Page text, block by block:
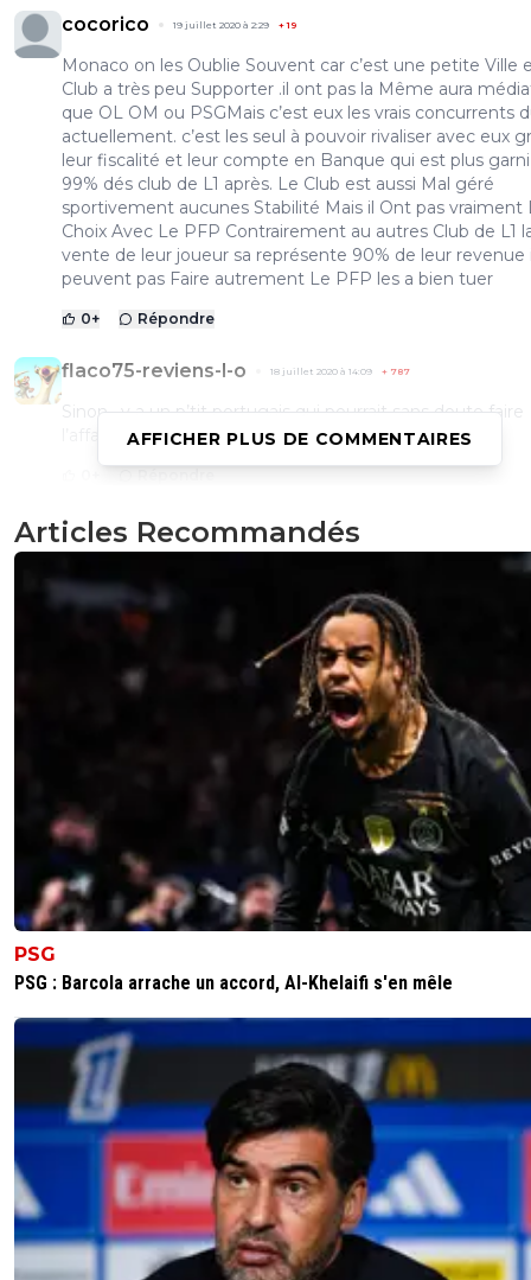
cocorico 19 juillet 2020 à 2:29 +19
Monaco on les Oublie Souvent car c’est une petite Ville
Club a très peu Supporter .il ont pas la Même aura
que OL OM ou PSGMais c’est eux les vrais concurrents
actuellement. c’est les seul à pouvoir rivaliser avec eux
leur fiscalité et leur compte en Banque qui est plus
99% dés club de L1 après. Le Club est aussi Mal géré
sportivement aucunes Stabilité Mais il Ont pas vraiment
Choix Avec Le PFP Contrairement au autres Club de L1
vente de leur joueur sa représente 90% de leur revenue
peuvent pas Faire autrement Le PFP les a bien tuer
0+ Répondre
flaco75-reviens-l-o 18 juillet 2020 à 14:09 + 787
Sinon , y a un p’tit portugais qui pourrait sans doute faire
l’affaire 😂🇮🇹🇧🇷🇫🇷
praclarouch 18 juillet 2020 à 12:59 +0
0+ Répondre
gilbertdecarglass 18 juillet 2020 à 12:39 +0
Répondre
l-expert-du-bannissement 18 juillet 2020 à 12:06
Avant, ici, il y avait des Monégasques.Un célèbre
aussi des sympas.Depuis que ce club coule comme
y a plus personne.Résultat : les news de l'ASM ne
plus que des moqueries.... Totalement justifiées, entre
rihat-asm-rouge-et-blanc 18 juillet 2020 à 14:46
Y a toujours moi qui veille. Le club ne coule pas,
juste que depuis 4 ans y a pas de stabilité côté
Ça se répercute sur les résultats. Avec un coach
d'expérience on peut recoller avec la ldc car on a
bons joueurs, en plus très jeunes.
0+ Répondre
l-expert-du-bannissement 18 juillet 2020 à 17:51 +0
AFFICHER PLUS DE COMMENTAIRES
Articles Recommandés
PSG
PSG : Barcola arrache un accord, Al-Khelaifi s'en mêle